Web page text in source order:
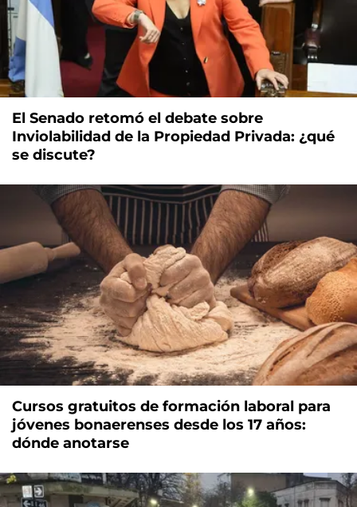
El Senado retomó el debate sobre
Inviolabilidad de la Propiedad Privada: ¿qué
se discute?
Cursos gratuitos de formación laboral para
jóvenes bonaerenses desde los 17 años:
dónde anotarse